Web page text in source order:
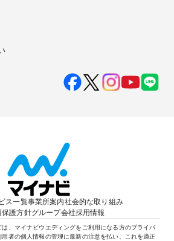
ス一覧事業所案内社会的な取り組み
護方針グループ会社採用情報
、マイナビウエディングをご利用になる方のプライバ
用者の個人情報の管理に最新の注意を払い、これを適正